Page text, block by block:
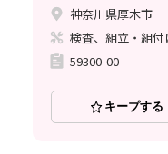
神奈川県厚木市
59300-00
キープする